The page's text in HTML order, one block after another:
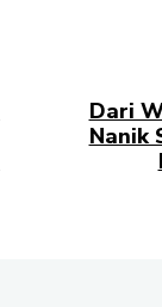
Dari
Nanik